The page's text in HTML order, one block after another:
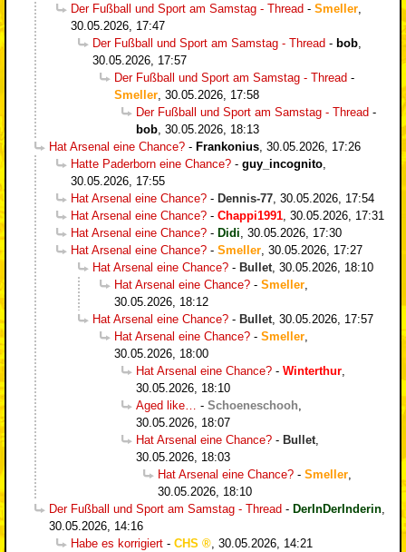
Der Fußball und Sport am Samstag - Thread - Smeller
30.05.2026, 17:47
Der Fußball und Sport am Samstag - Thread - bob
30.05.2026, 17:57
Der Fußball und Sport am Samstag - Thread -
Smeller 30.05.2026, 17:58
Der Fußball und Sport am Samstag - Thread -
bob 30.05.2026, 18:13
Hat Arsenal eine Chance? - Frankonius 30.05.2026, 17:26
Hatte Paderborn eine Chance? - guy_incognito
30.05.2026, 17:55
Hat Arsenal eine Chance? - Dennis-77 30.05.2026, 17:54
Hat Arsenal eine Chance? - Chappi1991 30.05.2026, 17:31
Hat Arsenal eine Chance? - Didi 30.05.2026, 17:30
Hat Arsenal eine Chance? - Smeller 30.05.2026, 17:27
Hat Arsenal eine Chance? - Bullet 30.05.2026, 18:10
Hat Arsenal eine Chance? - Smeller
30.05.2026, 18:12
Hat Arsenal eine Chance? - Bullet 30.05.2026, 17:57
Hat Arsenal eine Chance? - Smeller
30.05.2026, 18:00
Hat Arsenal eine Chance? - Winterthur
30.05.2026, 18:10
Aged like…
- Schoeneschooh
30.05.2026, 18:07
Hat Arsenal eine Chance? - Bullet
30.05.2026, 18:03
Hat Arsenal eine Chance? - Smeller
30.05.2026, 18:10
Der Fußball und Sport am Samstag - Thread - DerInDerInderin
30.05.2026, 14:16
Habe es korrigiert - CHS 30.05.2026, 14:21